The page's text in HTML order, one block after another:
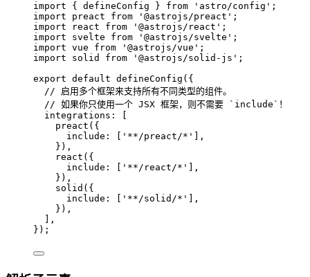
import { defineConfig } from ' astro/config ' ;
import preact from ' @astrojs/preact ' ;
import react from ' @astrojs/react ' ;
import svelte from ' @astrojs/svelte ' ;
import vue from ' @astrojs/vue ' ;
import solid from ' @astrojs/solid-js ' ;
export default defineConfig ({
// 启用多个框架来支持所有不同类型的组件。
// 如果你只使用一个 JSX 框架，则不需要 `include`！
integrations: [
preact ({
include: [
' **/preact/* '
],
}),
react ({
include: [
' **/react/* '
],
}),
solid ({
include: [
' **/solid/* '
],
}),
],
});